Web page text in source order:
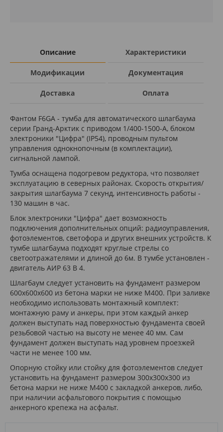
Описание Характеристики
Модификации Документация
Доставка Оплата
Фантом F6GА - тумба для автоматического шлагбаума
серии Гранд-Арктик с приводом 1/400-1500-А, блоком
электроники "Цифра" (IP54), проводным пультом
управления однокнопочным (в комплектации),
сигнальной лампой.
Тумба оснащена подогревом редуктора, что позволяет
эксплуатацию в северных районах. Скорость открытия/
закрытия шлагбаума 7 секунд, интенсивность работы -
130 машин в час.
Блок электроники "Цифра" дает возможность
подключения дополнительных опций: радиоуправления,
фотоэлементов, светофора и других внешних устройств. К
тумбе шлагбаума подходят круглые стрелы со
светоотражателями и длиной до 6м. В тумбе установлен -
двигатель АИР 63 В 4.
Шлагбаум следует установить на фундамент размером
600x600x600 из бетона марки не ниже М400. При заливке
необходимо использовать монтажный комплект:
монтажную раму и анкеры, при этом каждый анкер
должен выступать над поверхностью фундамента своей
резьбовой частью на высоту не менее 40 мм. Сам
фундамент должен выступать над уровнем проезжей
части не менее 100 мм.
Опорную стойку или стойку для фотоэлементов следует
установить на фундамент размером 300x300x300 из
бетона марки не ниже М400 с закладкой анкеров, либо,
при наличии асфальтового покрытия с помощью
анкерного крепежа на асфальт.